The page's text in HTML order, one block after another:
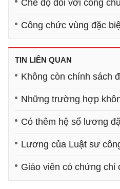
Chế độ đối với công
Công chức vùng đặc
TIN LIÊN QUAN
Không còn chính sách
Những trường hợp
Có thêm hệ số lương
Lương của Luật sư
Giáo viên có chứng